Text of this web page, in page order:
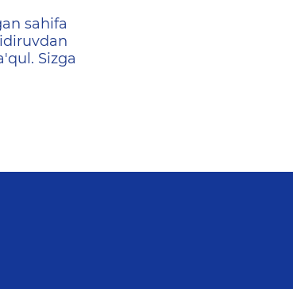
sahifa
Sizga